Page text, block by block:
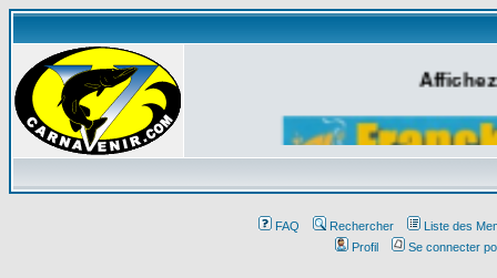
FAQ Rechercher
Liste des
Profil
Se connecter